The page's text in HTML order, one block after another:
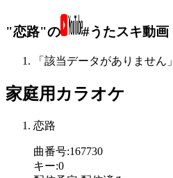
"恋路"の #うたスキ動画
「該当データがありません」
家庭用カラオケ
恋路
曲番号:167730
キー:0